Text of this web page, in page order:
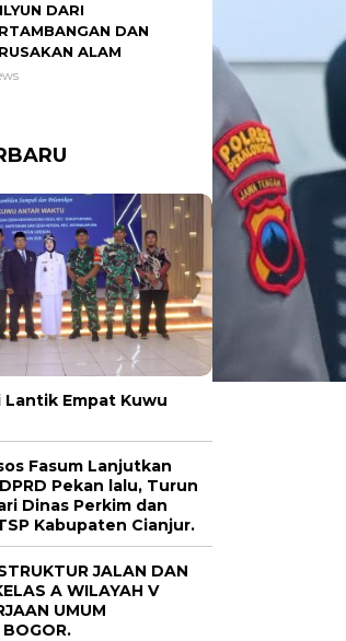
DARI
DAN
ALAM
Empat Kuwu
Fasum Lanjutkan
Pekan lalu, Turun
Dinas Perkim dan
Kabupaten Cianjur.
JALAN DAN
A WILAYAH V
UMUM